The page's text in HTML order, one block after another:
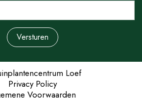
Loef
Privacy Policy
Voorwaarden